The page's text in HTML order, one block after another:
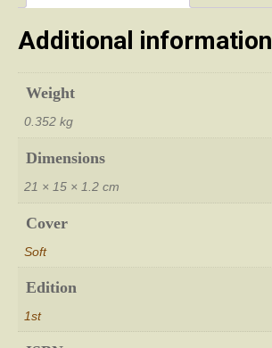
Additional information
Weight
0.352 kg
Dimensions
21 × 15 × 1.2 cm
Cover
Soft
Edition
1st